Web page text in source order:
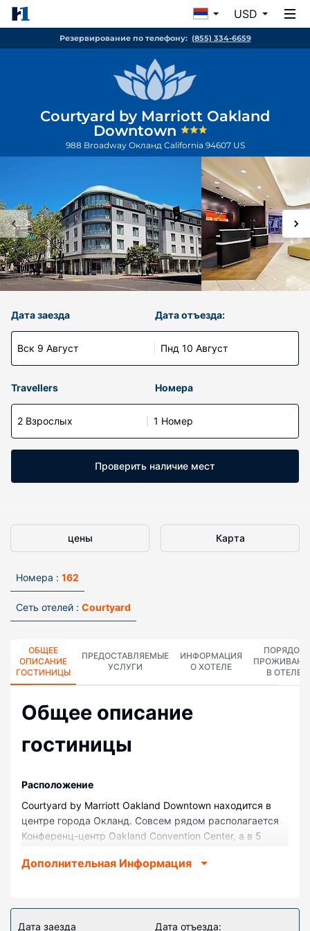
USD
Резервирование по телефону: (855) 334-6659
Courtyard by Marriott Oakland
Downtown
988 Broadway Окланд California 94607 US
Дата заезда
Вск 9 Август
Дата отъезда:
Пнд 10 Август
Travellers Номера
2 Взрослых 1 Номер
Проверить наличие мест
цены Карта
Номера : 162
Сеть отелей : Courtyard
ОБЩЕЕ
ОПИСАНИЕ
ГОСТИНИЦЫ
ПРЕДОСТАВЛЯЕМЫЕ
УСЛУГИ
ИНФОРМАЦИЯ
О ХОТЕЛЕ
ПОРЯДОК
В ОТЕЛЕ
Общее описание
гостиницы
Pасположение
Courtyard by Marriott Oakland Downtown находится в
центре города Окланд. Совсем рядом располагается
Конференц-центр Oakland Convention Center, а в 5
Калифорнийского университета. Отель — вариант с
Дополнительная Информация
Дата заезда Дата отъезда: